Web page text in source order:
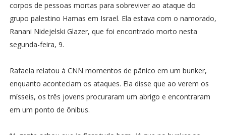
corpos de pessoas mortas para sobreviver ao ataque do
grupo palestino Hamas em Israel. Ela estava com o namorado,
Ranani Nidejelski Glazer, que foi encontrado morto nesta
segunda-feira, 9.
Rafaela relatou à CNN momentos de pânico em um bunker,
enquanto aconteciam os ataques. Ela disse que ao verem os
mísseis, os três jovens procuraram um abrigo e encontraram
em um ponto de ônibus.